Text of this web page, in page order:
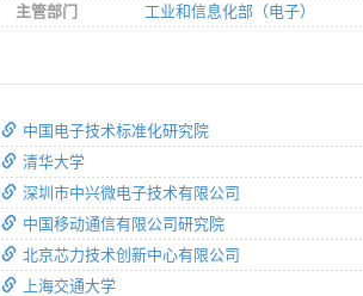
主管部门
工业和信息化部（电子）
中国电子技术标准化研究院
清华大学
深圳市中兴微电子技术有限公司
中国移动通信有限公司研究院
北京芯力技术创新中心有限公司
上海交通大学